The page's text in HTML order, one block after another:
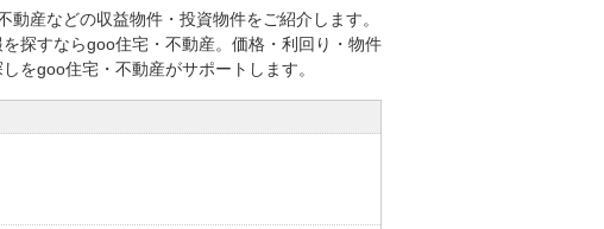
産などの収益物件・投資物件をご紹介します。
探すならgoo住宅・不動産。価格・利回り・物件
をgoo住宅・不動産がサポートします。